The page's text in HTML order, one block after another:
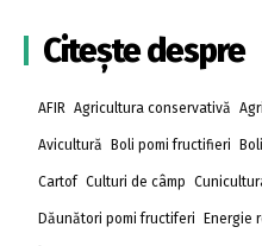
Citește despre
AFIR Agricultura conservativă
Avicultură Boli pomi fructifieri
Cartof Culturi de câmp
Dăunători pomi fructiferi Energie